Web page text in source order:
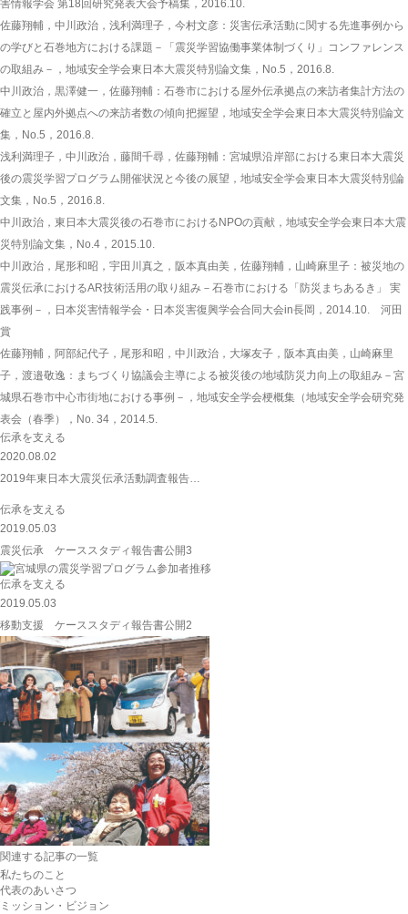
害情報学会 第18回研究発表大会予稿集，2016.10.
佐藤翔輔，中川政治，浅利満理子，今村文彦：災害伝承活動に関する先進事例から
の学びと石巻地方における課題－「震災学習協働事業体制づくり」コンファレンス
の取組み－，地域安全学会東日本大震災特別論文集，No.5，2016.8.
中川政治，黒澤健一，佐藤翔輔：石巻市における屋外伝承拠点の来訪者集計方法の
確立と屋内外拠点への来訪者数の傾向把握望，地域安全学会東日本大震災特別論文
集，No.5，2016.8.
浅利満理子，中川政治，藤間千尋，佐藤翔輔：宮城県沿岸部における東日本大震災
後の震災学習プログラム開催状況と今後の展望，地域安全学会東日本大震災特別論
文集，No.5，2016.8.
中川政治，東日本大震災後の石巻市におけるNPOの貢献，地域安全学会東日本大震
災特別論文集，No.4，2015.10.
中川政治，尾形和昭，宇田川真之，阪本真由美，佐藤翔輔，山崎麻里子：被災地の
震災伝承におけるAR技術活用の取り組み－石巻市における「防災まちあるき」 実
践事例－，日本災害情報学会・日本災害復興学会合同大会in長岡，2014.10. 河田
賞
佐藤翔輔，阿部紀代子，尾形和昭，中川政治，大塚友子，阪本真由美，山崎麻里
子，渡邉敬逸：まちづくり協議会主導による被災後の地域防災力向上の取組み－宮
城県石巻市中心市街地における事例－，地域安全学会梗概集（地域安全学会研究発
表会（春季），No. 34，2014.5.
伝承を支える
2020.08.02
2019年東日本大震災伝承活動調査報告…
伝承を支える
2019.05.03
震災伝承 ケーススタディ報告書公開3
伝承を支える
2019.05.03
移動支援 ケーススタディ報告書公開2
関連する記事の一覧
私たちのこと
代表のあいさつ
ミッション・ビジョン